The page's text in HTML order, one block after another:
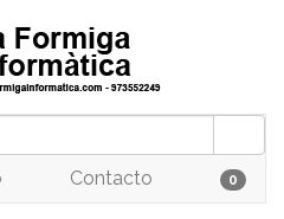
Contacto 0